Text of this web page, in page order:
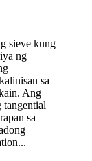
sieve kung
ng
sa
Ang
tangential
sa